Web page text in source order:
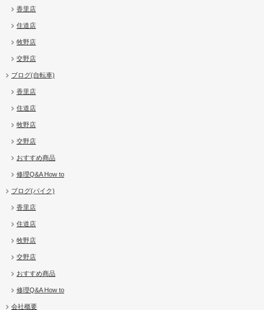
香里店
住道店
牧野店
交野店
ブログ(自転車)
香里店
住道店
牧野店
交野店
おすすめ商品
修理Q&A How to
ブログ(バイク)
香里店
住道店
牧野店
交野店
おすすめ商品
修理Q&A How to
会社概要